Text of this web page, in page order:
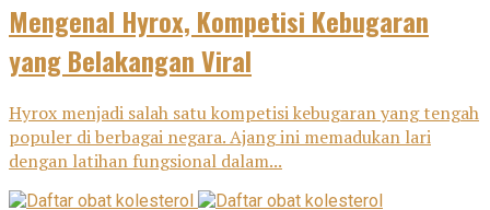
Mengenal Hyrox, Kompetisi Kebugaran
yang Belakangan Viral
Hyrox menjadi salah satu kompetisi kebugaran yang tengah
populer di berbagai negara. Ajang ini memadukan lari
dengan latihan fungsional dalam...